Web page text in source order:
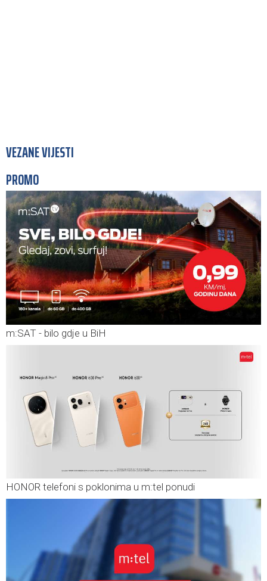
VEZANE VIJESTI
PROMO
m:SAT - bilo gdje u BiH
HONOR telefoni s poklonima u m:tel ponudi